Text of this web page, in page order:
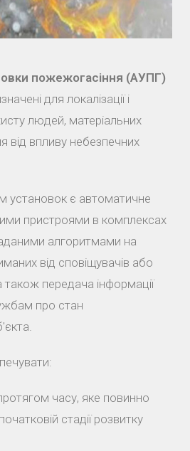
пожежогасіння (АУПГ)
для локалізації і
людей, матеріальних
від впливу небезпечних
установок є автоматичне
пристроями в комплексах
алгоритмами на
від сповіщувачів або
передача інформації
про стан
часу, яке повинно
стадії розвитку